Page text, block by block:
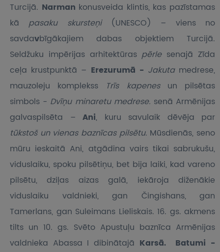
Turcijā. Narman konusveida klintis, kas pazīstamas
kā pasaku skursteņi(UNESCO) – viens no
savdavbīgākajiem dabas objektiem Turcijā.
Seldžuku impērijas arhitektūras pērlesenajā Zīda
ceļa krustpunktā – Erezurumā - Jakutamedrese,
mauzoleju komplekss Trīs kapenesun pilsētas
simbols - Dvīņu minaretu medrese. senā Armēnijas
galvaspilsēta – Ani, kuru savulaik dēvēja par
tūkstoš un vienas baznīcas pilsētu. Mūsdienās, seno
mūru ieskaitā Ani, atgādina vairs tikai sabrukušu,
viduslaiku, spoku pilsētiņu, bet bija laiki, kad vareno
pilsētu, dziļas aizas galā, iekāroja diženākie
viduslaiku valdnieki, gan Čingishans, gan
Tamerlans, gan Suleimans Lieliskais. 16. gs. akmens
tilts un 10. gs. Svēto Apustuļu baznīca Armēnijas
valdnieka Abassa I dibinātajā Karsā.
Batumi -